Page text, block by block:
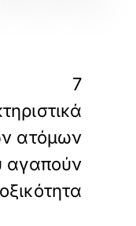
7
ατόμων
αγαπούν